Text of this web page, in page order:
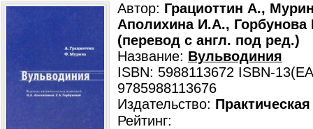
Автор: Грациоттин А.,
Аполихина И.А., Горбунова
(перевод с англ. под ред.)
Название: Вульводиния
ISBN: 5988113672 ISBN-
9785988113676
Издательство:
Рейтинг: